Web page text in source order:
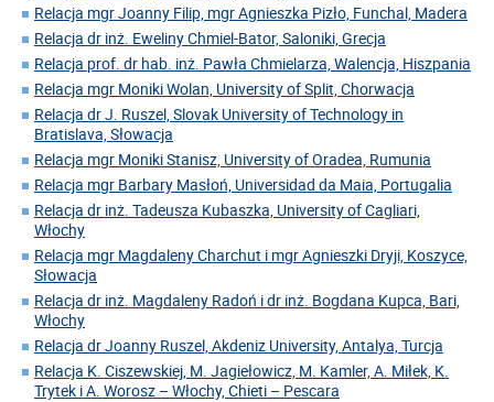
Relacja mgr Joanny Filip, mgr Agnieszka Pizło, Funchal, Madera
Relacja dr inż. Eweliny Chmiel-Bator, Saloniki, Grecja
Relacja prof. dr hab. inż. Pawła Chmielarza, Walencja, Hiszpania
Relacja mgr Moniki Wolan, University of Split, Chorwacja
Relacja dr J. Ruszel, Slovak University of Technology in
Bratislava, Słowacja
Relacja mgr Moniki Stanisz, University of Oradea, Rumunia
Relacja mgr Barbary Masłoń, Universidad da Maia, Portugalia
Relacja dr inż. Tadeusza Kubaszka, University of Cagliari,
Włochy
Relacja mgr Magdaleny Charchut i mgr Agnieszki Dryji, Koszyce,
Słowacja
Relacja dr inż. Magdaleny Radoń i dr inż. Bogdana Kupca, Bari,
Włochy
Relacja dr Joanny Ruszel, Akdeniz University, Antalya, Turcja
Relacja K. Ciszewskiej, M. Jagiełowicz, M. Kamler, A. Miłek, K.
Trytek i A. Worosz – Włochy, Chieti – Pescara